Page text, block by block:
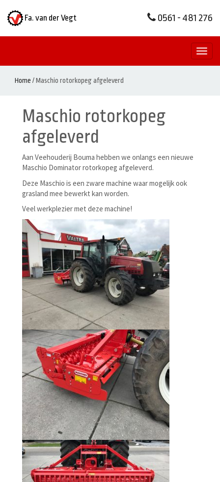
Fa. van der Vegt 0561 - 481 276
Home /Maschio rotorkopeg afgeleverd
Maschio rotorkopeg
afgeleverd
Aan Veehouderij Bouma hebben we onlangs een nieuwe
Maschio Dominator rotorkopeg afgeleverd.
Deze Maschio is een zware machine waar mogelijk ook
grasland mee bewerkt kan worden.
Veel werkplezier met deze machine!